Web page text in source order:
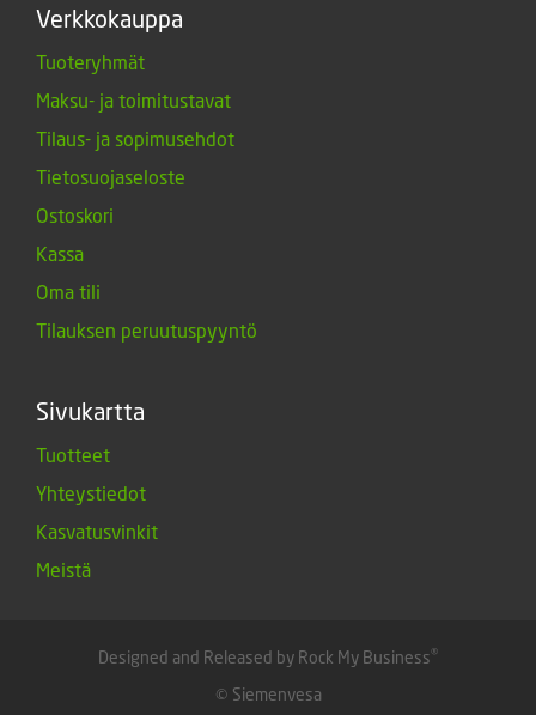
Verkkokauppa
Tuoteryhmät
Maksu- ja toimitustavat
Tilaus- ja sopimusehdot
Tietosuojaseloste
Ostoskori
Kassa
Oma tili
Tilauksen peruutuspyyntö
Sivukartta
Tuotteet
Yhteystiedot
Kasvatusvinkit
Meistä
Designed and Released by Rock My Business®
© Siemenvesa